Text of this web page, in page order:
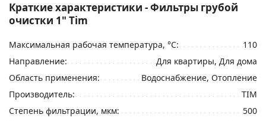
Краткие характеристики - Фильтры грубой
очистки 1" Tim
Максимальная рабочая температура, °С:
110
Направление:
Для квартиры, Для дома
Область применения:
Водоснабжение, Отопление
Производитель:
TIM
Степень фильтрации, мкм:
500